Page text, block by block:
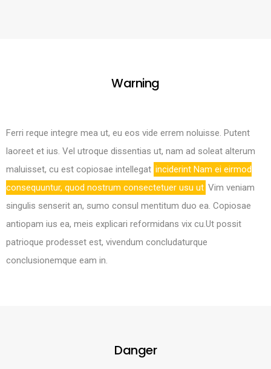
Warning
Ferri reque integre mea ut, eu eos vide errem noluisse. Putent
laoreet et ius. Vel utroque dissentias ut, nam ad soleat alterum
maluisset, cu est copiosae intellegat inciderint Nam ei eirmod
consequuntur, quod nostrum consectetuer usu ut Vim veniam
singulis senserit an, sumo consul mentitum duo ea. Copiosae
antiopam ius ea, meis explicari reformidans vix cu.Ut possit
patrioque prodesset est, vivendum concludaturque
conclusionemque eam in.
Danger